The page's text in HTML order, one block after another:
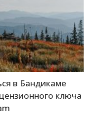
в Бандикаме
ключа